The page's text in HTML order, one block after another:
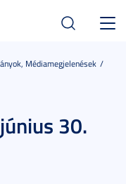
Médiamegjelenések
30.